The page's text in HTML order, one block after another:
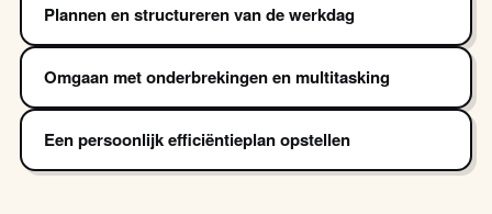
Plannen en structureren van de werkdag
Omgaan met onderbrekingen en multitasking
Een persoonlijk efficiëntieplan opstellen